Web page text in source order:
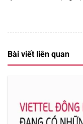
Bài viết liên quan